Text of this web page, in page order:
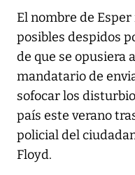
El nombre de
posibles despidos
de que se opusiera
mandatario de
sofocar los
país este verano
policial del
Floyd.